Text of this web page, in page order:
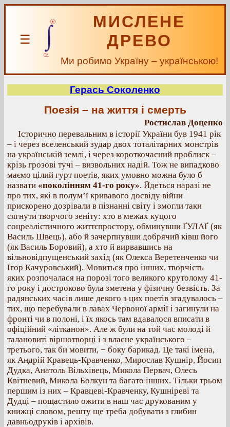
☰
МИСЛЕНЕ
ДРЕВО
Ми робимо Україну – українською!
Герась Соколенко
Поезія – на життя і смерть
Ростислав Доценко
Історично перевальним в історії України був 1941 рік
– і через вселенський зудар двох тоталітарних монстрів
на українській землі, і через короткочасний проблиск –
крізь грозові тучі – визвольних надій. Тож не випадково
маємо цілий гурт поетів, яких умовно можна було б
назвати «поколінням 41-го року». Йдеться наразі не
про тих, які в полум’ї кривавого досвіду війни
прискорено дозрівали в пізнанні світу і змогли таки
сягнути творчого зеніту: хто в межах куцого
соцреалістичного життєпростору, обминувши ҐУЛАҐ (як
Василь Швець), або й зачерпнувши добрячий ківш його
(як Василь Боровий), а хто й вирвавшись на
вільновідпущенський захід (як Олекса Веретенченко чи
Ігор Качуровський). Мовиться про інших, творчість
яких розпочалася на порозі того великого крутолому 41-
го року і достроково була зметена у фізичну безвість. За
радянських часів лише декого з цих поетів згадувалось –
тих, що перебували в лавах Червоної армії і загинули на
фронті чи в полоні, і їх якось там вдавалося вписати в
офіційний «літканон». Але ж були на той час молоді й
талановиті віршотворці і з власне українського –
третього, так би мовити, − боку барикад. Це такі імена,
як Андрій Кравець-Кравченко, Мирослав Кушнір, Йосип
Дудка, Анатоль Вільхівець, Микола Первач, Олесь
Квітневий, Микола Болкун та багато інших. Тільки трьом
першим із них – Кравцеві-Кравченку, Кушніреві та
Дудці – пощастило ожити в наш час друкованим у
книжці словом, решту ще треба добувати з глибин
давньодруків і архівів.